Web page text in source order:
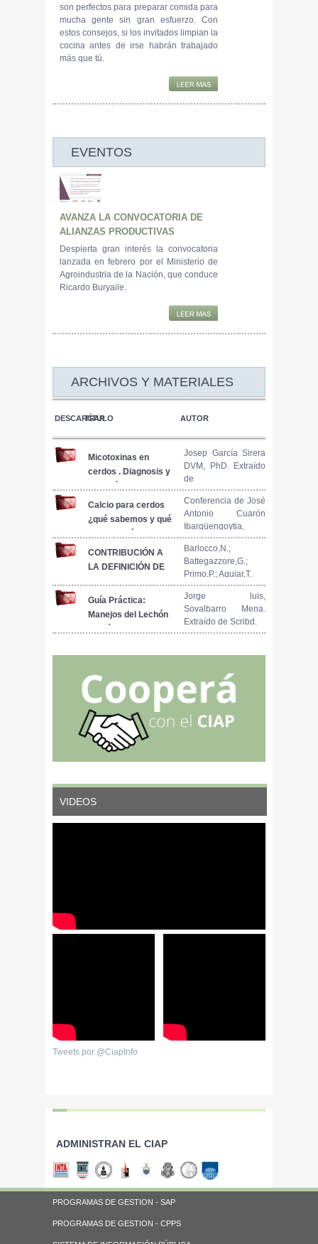
son perfectos para preparar comida para
mucha gente sin gran esfuerzo. Con
estos consejos, si los invitados limpian la
cocina antes de irse habrán trabajado
más que tú.
EVENTOS
AVANZA LA CONVOCATORIA DE
ALIANZAS PRODUCTIVAS
Despierta gran interés la convocatoria
lanzada en febrero por el Ministerio de
Agroindustria de la Nación, que conduce
Ricardo Buryaile.
ARCHIVOS Y MATERIALES
DESCARGAR
TÍTULO AUTOR
Micotoxinas en
cerdos . Diagnosis y
Relación con
enfermedades
víricas
Josep García Sirera
DVM, PhD. Extraído
de
nutricionanimal.info
Calcio para cerdos
¿qué sabemos y qué
falta todavía?
Conferencia de José
Antonio Cuarón
Ibargüengoytia,
INIFAP y UNAM,
México, presentada
durante el VI
Congreso
Nutrición Animal,
Estância de São
Extraído de El Sitio
CONTRIBUCIÓN A
LA DEFINICIÓN DE
ALIMENTACION DE
CERDAS
GESTANTES EN
RESTRICCIÓN DE
CONCENTRADO
Barlocco,N.;
Battegazzore,G.;
Primo,P.; Aguiar,T.
Guía Práctica:
Manejos del Lechón
Recién Nacido
Jorge luis,
Sovalbarro Mena.
Extraído de Scribd.
VIDEOS
Tweets por @CiapInfo
ADMINISTRAN EL CIAP
PROGRAMAS DE GESTION - SAP
PROGRAMAS DE GESTION - CPPS